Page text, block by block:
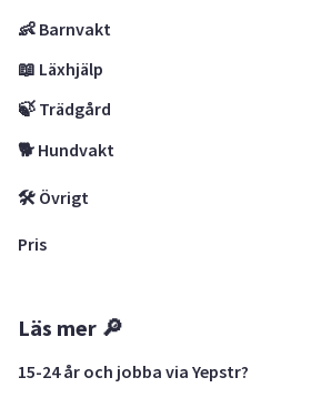
👶 Barnvakt
📖 Läxhjälp
🍃 Trädgård
🐕 Hundvakt
🛠 Övrigt
Pris
Läs mer 🔎
15-24 år och jobba via Yepstr?